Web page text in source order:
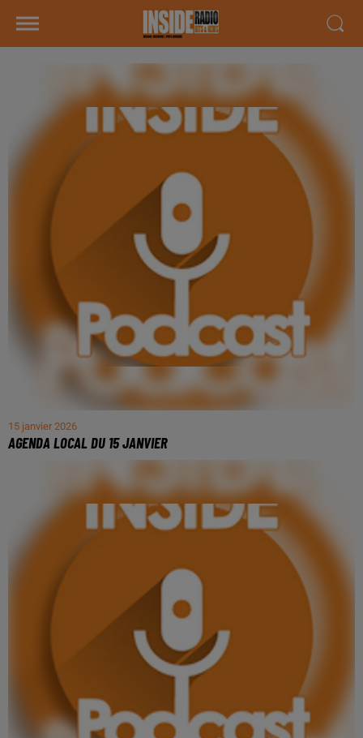
15 janvier 2026
AGENDA LOCAL DU 15 JANVIER